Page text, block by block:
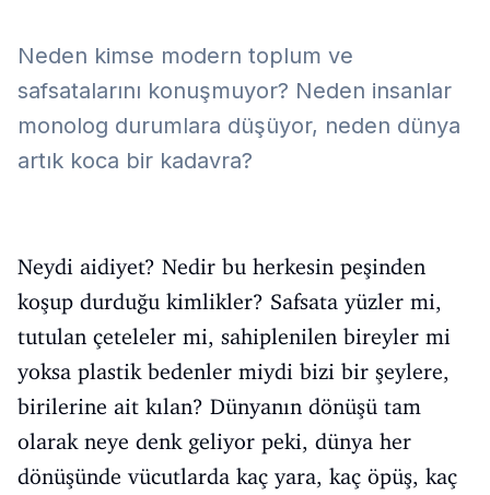
Neden kimse modern toplum ve
safsatalarını konuşmuyor? Neden insanlar
monolog durumlara düşüyor, neden dünya
artık koca bir kadavra?
Neydi aidiyet? Nedir bu herkesin peşinden
koşup durduğu kimlikler? Safsata yüzler mi,
tutulan çeteleler mi, sahiplenilen bireyler mi
yoksa plastik bedenler miydi bizi bir şeylere,
birilerine ait kılan? Dünyanın dönüşü tam
olarak neye denk geliyor peki, dünya her
dönüşünde vücutlarda kaç yara, kaç öpüş, kaç